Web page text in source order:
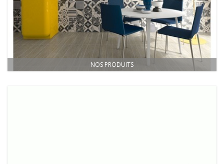
NOS PRODUITS